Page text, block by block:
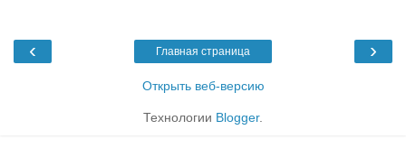
‹ ›
Главная страница
Открыть веб-версию
Технологии Blogger.